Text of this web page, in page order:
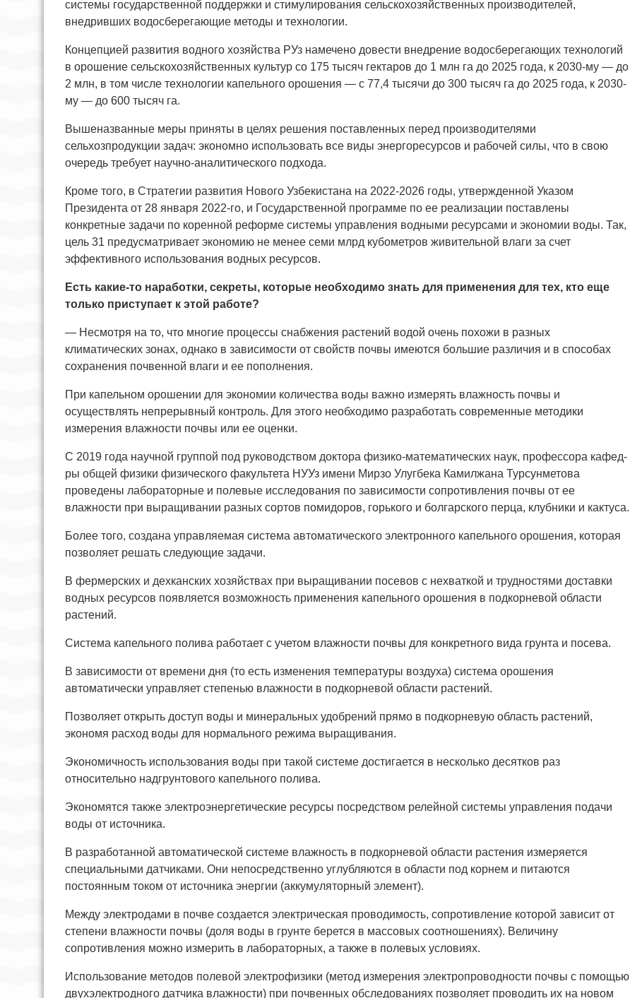
системы государственной поддержки и стимулирования сельскохозяйственных производителей,
внедривших водосберегающие методы и технологии.
Концепцией развития водного хозяйства РУз намечено довести внедрение водосберегающих технологий
в орошение сельскохозяйственных культур со 175 тысяч гектаров до 1 млн га до 2025 года, к 2030-му — до
2 млн, в том числе технологии капельного орошения — с 77,4 тысячи до 300 тысяч га до 2025 года, к 2030-
му — до 600 тысяч га.
Вышеназванные меры приняты в целях решения поставленных перед производителями
сельхозпродукции задач: экономно использовать все виды энергоресурсов и рабочей силы, что в свою
очередь требует научно-аналитического подхода.
Кроме того, в Стратегии развития Нового Узбекистана на 2022-2026 годы, утвержденной Указом
Президента от 28 января 2022-го, и Государственной программе по ее реализации поставлены
конкретные задачи по коренной реформе системы управления водными ресурсами и экономии воды. Так,
цель 31 предусматривает экономию не менее семи млрд кубометров живительной влаги за счет
эффективного использования водных ресурсов.
Есть какие-то наработки, секреты, которые необходимо знать для применения для тех, кто еще
только приступает к этой работе?
— Несмотря на то, что многие процессы снабжения растений водой очень похожи в разных
климатических зонах, однако в зависимости от свойств почвы имеются большие различия и в способах
сохранения почвенной влаги и ее пополнения.
При капельном орошении для экономии количества воды важно измерять влажность почвы и
осуществлять непрерывный контроль. Для этого необходимо разработать современные методики
измерения влажности почвы или ее оценки.
С 2019 года научной группой под руководством доктора физико-математических наук, профессора кафед­
ры общей физики физического факультета НУУз имени Мирзо Улугбека Камилжана Турсунметова
проведены лабораторные и полевые исследования по зависимости сопротивления почвы от ее
влажности при выращивании разных сортов помидоров, горького и болгарского перца, клубники и кактуса.
Более того, создана управляемая система автоматического электронного капельного орошения, которая
позволяет решать следующие задачи.
В фермерских и дехканских хозяйствах при выращивании посевов с нехваткой и трудностями доставки
водных ресурсов появляется возможность применения капельного орошения в подкорневой области
растений.
Система капельного полива работает с учетом влажности почвы для конкретного вида грунта и посева.
В зависимости от времени дня (то есть изменения температуры воздуха) система орошения
автоматически управляет степенью влажности в подкорневой области растений.
Позволяет открыть доступ воды и минеральных удобрений прямо в подкорневую область растений,
экономя расход воды для нормального режима выращивания.
Экономичность использования воды при такой системе достигается в несколько десятков раз
относительно надгрунтового капельного полива.
Экономятся также электроэнергетические ресурсы посредством релейной системы управления подачи
воды от источника.
В разработанной автоматической системе влажность в подкорневой области растения измеряется
специальными датчиками. Они непосредственно углубляются в области под корнем и питаются
постоянным током от источника энергии (аккумуляторный элемент).
Между электродами в почве создается электрическая проводимость, сопротивление которой зависит от
степени влажности почвы (доля воды в грунте берется в массовых соотношениях). Величину
сопротивления можно измерить в лабораторных, а также в полевых условиях.
Использование методов полевой электрофизики (метод измерения электропроводности почвы с помощью
двухэлектродного датчика влажности) при почвенных обследованиях позволяет проводить их на новом